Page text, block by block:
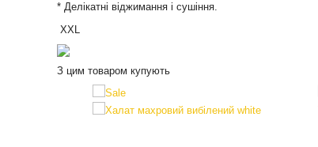
* Делікатні віджимання і сушіння.
XXL
З цим товаром купують